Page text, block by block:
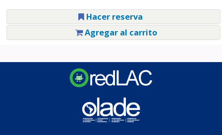
Hacer reserva
Agregar al carrito